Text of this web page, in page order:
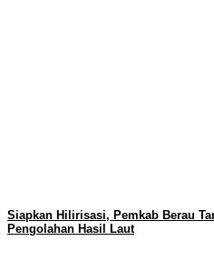
Siapkan Hilirisasi, Pemkab Berau
Pengolahan Hasil Laut